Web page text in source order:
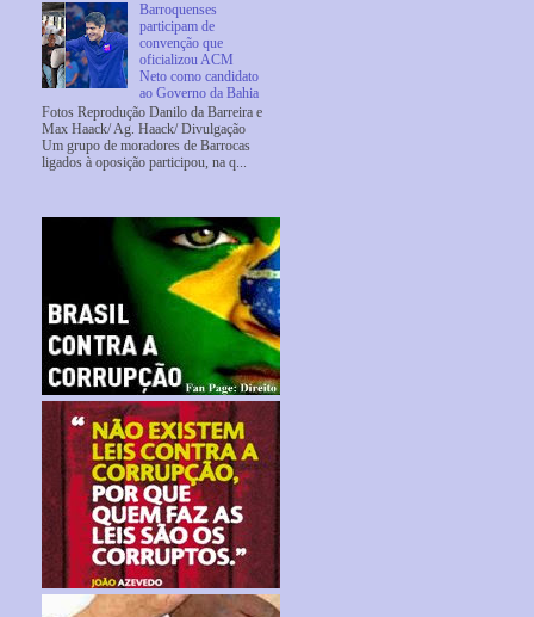
Barroquenses
participam de
convenção que
oficializou ACM
Neto como candidato
ao Governo da Bahia
Fotos Reprodução Danilo da Barreira e
Max Haack/ Ag. Haack/ Divulgação
Um grupo de moradores de Barrocas
ligados à oposição participou, na q...